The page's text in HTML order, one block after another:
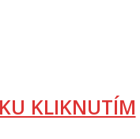
KLIKNUTÍM